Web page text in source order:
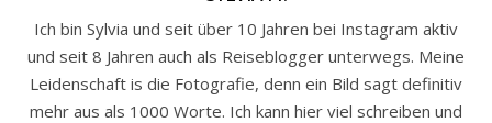
Ich bin Sylvia und seit über 10 Jahren bei Instagram aktiv
und seit 8 Jahren auch als Reiseblogger unterwegs. Meine
Leidenschaft is die Fotografie, denn ein Bild sagt definitiv
mehr aus als 1000 Worte. Ich kann hier viel schreiben und